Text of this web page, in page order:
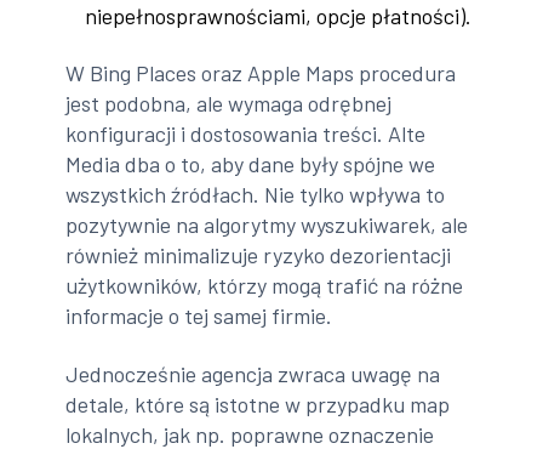
niepełnosprawnościami, opcje płatności).
W Bing Places oraz Apple Maps procedura
jest podobna, ale wymaga odrębnej
konfiguracji i dostosowania treści. Alte
Media dba o to, aby dane były spójne we
wszystkich źródłach. Nie tylko wpływa to
pozytywnie na algorytmy wyszukiwarek, ale
również minimalizuje ryzyko dezorientacji
użytkowników, którzy mogą trafić na różne
informacje o tej samej firmie.
Jednocześnie agencja zwraca uwagę na
detale, które są istotne w przypadku map
lokalnych, jak np. poprawne oznaczenie